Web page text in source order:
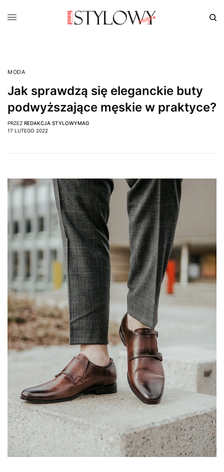
MODA
Jak sprawdzą się eleganckie buty
podwyższające męskie w praktyce?
PRZEZ REDAKCJA STYLOWYMAG
17 LUTEGO 2022